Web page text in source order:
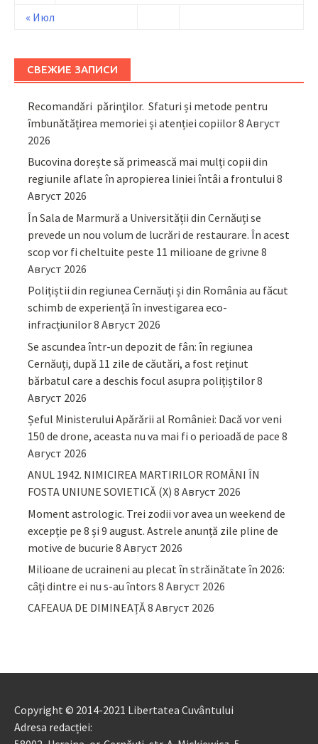
« Июл
СВЕЖИЕ ЗАПИСИ
Recomandări părinţilor. Sfaturi și metode pentru
îmbunătățirea memoriei și atenției copiilor8 Август
2026
Bucovina dorește să primească mai mulți copii din
regiunile aflate în apropierea liniei întâi a frontului 8
Август 2026
În Sala de Marmură a Universității din Cernăuți se
prevede un nou volum de lucrări de restaurare. În acest
scop vor fi cheltuite peste 11 milioane de grivne 8
Август 2026
Polițiștii din regiunea Cernăuți și din România au făcut
schimb de experiență în investigarea eco-
infracțiunilor8 Август 2026
Se ascundea într-un depozit de fân: în regiunea
Cernăuți, după 11 zile de căutări, a fost reținut
bărbatul care a deschis focul asupra polițiștilor8
Август 2026
Șeful Ministerului Apărării al României: Dacă vor veni
150 de drone, aceasta nu va mai fi o perioadă de pace 8
Август 2026
ANUL 1942. NIMICIREA MARTIRILOR ROMÂNI ÎN
FOSTA UNIUNE SOVIETICĂ (X) 8 Август 2026
Moment astrologic. Trei zodii vor avea un weekend de
excepție pe 8 și 9 august. Astrele anunță zile pline de
motive de bucurie 8 Август 2026
Milioane de ucraineni au plecat în străinătate în 2026:
câți dintre ei nu s-au întors 8 Август 2026
CAFEAUA DE DIMINEAȚĂ8 Август 2026
Copyright © 2014-2021 Libertatea Cuvântului
Adresa redacției: